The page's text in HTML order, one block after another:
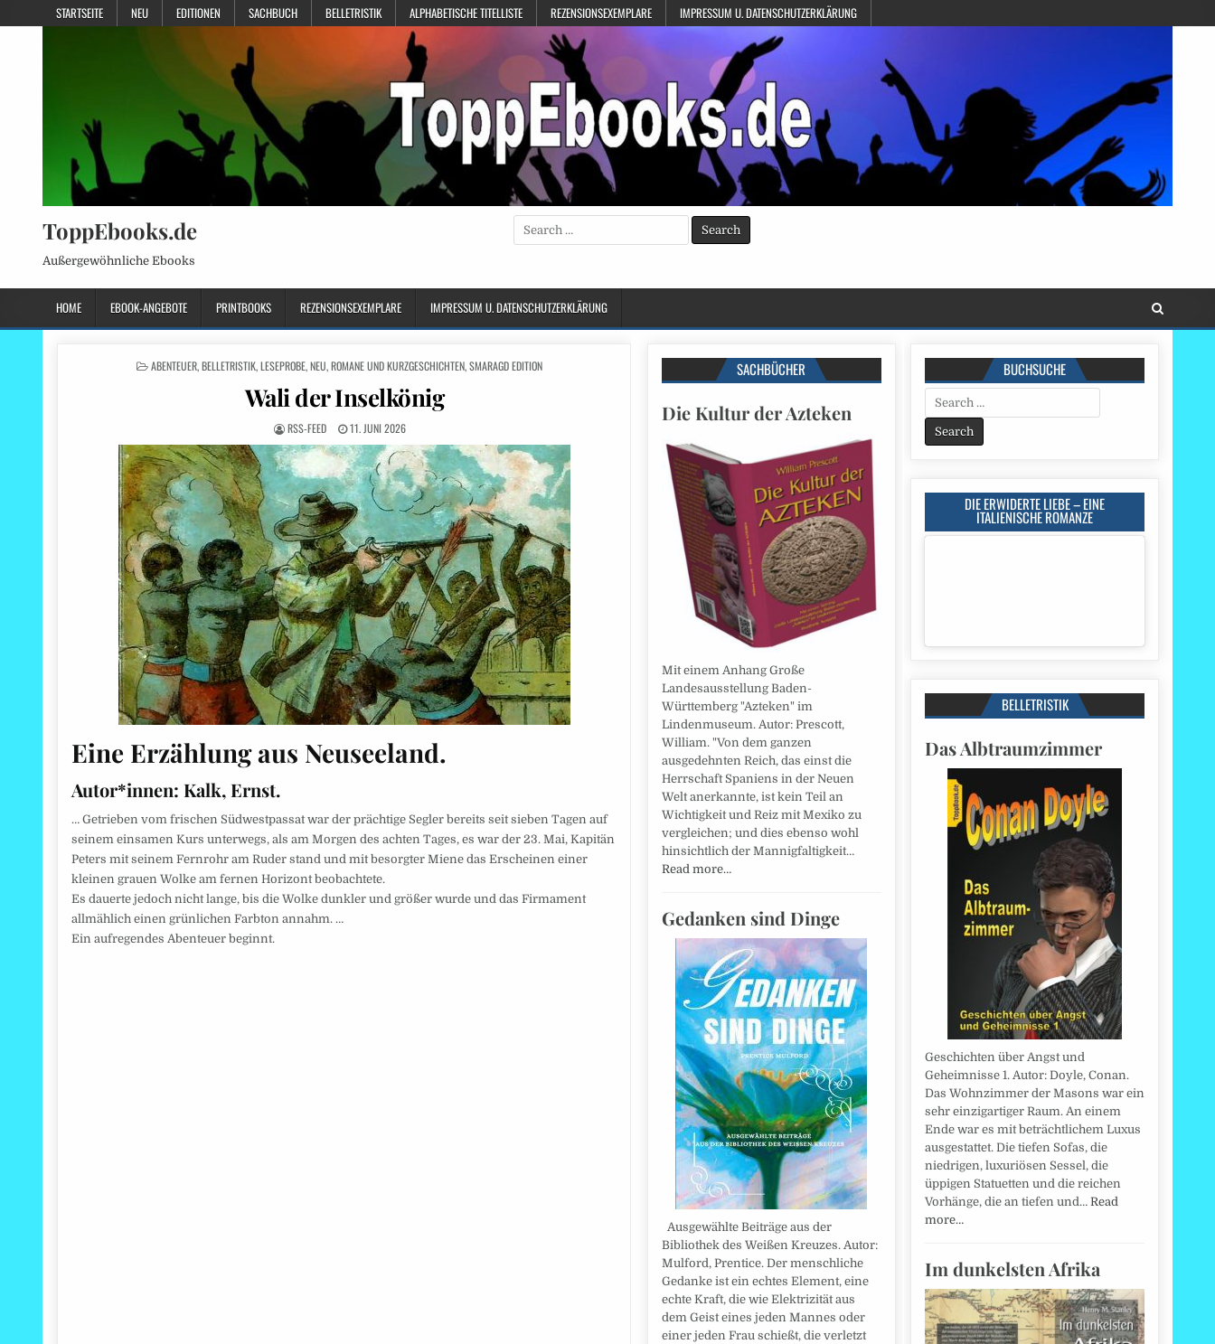
STARTSEITE NEU EDITIONEN SACHBUCH BELLETRISTIK ALPHABETISCHE TITELLISTE REZENSIONSEXEMPLARE IMPRESSUM U. DATENSCHUTZERKLÄRUNG
ToppEbooks.de
Außergewöhnliche Ebooks
Search
for:
HOME EBOOK-ANGEBOTE PRINTBOOKS REZENSIONSEXEMPLARE IMPRESSUM U. DATENSCHUTZERKLÄRUNG
POSTED
ABENTEUER,BELLETRISTIK,LESEPROBE,NEU,ROMANE UND KURZGESCHICHTEN,SMARAGD EDITION
Wali der Inselkönig
RSS-FEED 11. JUNI 2026
Eine Erzählung aus Neuseeland.
Autor*innen: Kalk, Ernst.
… Getrieben vom frischen Südwestpassat war der prächtige Segler bereits seit sieben Tagen auf
seinem einsamen Kurs unterwegs, als am Morgen des achten Tages, es war der 23. Mai, Kapitän
Peters mit seinem Fernrohr am Ruder stand und mit besorgter Miene das Erscheinen einer
kleinen grauen Wolke am fernen Horizont beobachtete.
Es dauerte jedoch nicht lange, bis die Wolke dunkler und größer wurde und das Firmament
allmählich einen grünlichen Farbton annahm. …
Ein aufregendes Abenteuer beginnt.
SACHBÜCHER
Die Kultur der Azteken
Mit einem Anhang Große
Landesausstellung Baden-
Württemberg "Azteken" im
Lindenmuseum. Autor: Prescott,
William. "Von dem ganzen
ausgedehnten Reich, das einst die
Herrschaft Spaniens in der Neuen
Welt anerkannte, ist kein Teil an
Wichtigkeit und Reiz mit Mexiko zu
vergleichen; und dies ebenso wohl
hinsichtlich der Mannigfaltigkeit…
Read more…
Gedanken sind Dinge
Ausgewählte Beiträge aus der
Bibliothek des Weißen Kreuzes. Autor:
Mulford, Prentice. Der menschliche
Gedanke ist ein echtes Element, eine
echte Kraft, die wie Elektrizität aus
dem Geist eines jeden Mannes oder
einer jeden Frau schießt, die verletzt
BUCHSUCHE
Search
for:
DIE ERWIDERTE LIEBE – EINE
ITALIENISCHE ROMANZE
BELLETRISTIK
Das Albtraumzimmer
Geschichten über Angst und
Geheimnisse 1. Autor: Doyle, Conan.
Das Wohnzimmer der Masons war ein
sehr einzigartiger Raum. An einem
Ende war es mit beträchtlichem Luxus
ausgestattet. Die tiefen Sofas, die
niedrigen, luxuriösen Sessel, die
üppigen Statuetten und die reichen
Vorhänge, die an tiefen und… Read
more…
Im dunkelsten Afrika